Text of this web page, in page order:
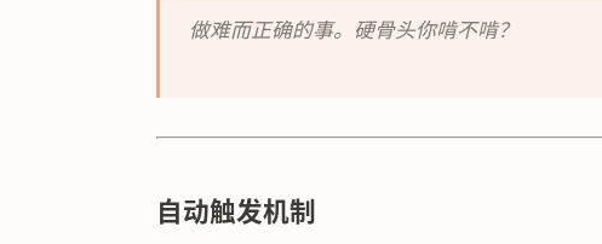
做难而正确的事。硬骨头你啃不啃？
自动触发机制